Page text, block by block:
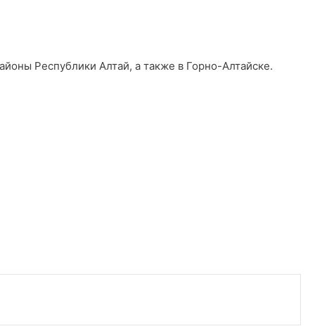
Республики Алтай, а также в Горно-Алтайске.